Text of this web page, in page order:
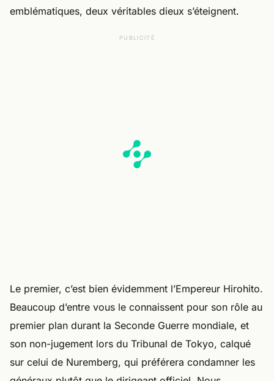
emblématiques, deux véritables dieux s’éteignent.
PUBLICITÉ
Le premier, c’est bien évidemment l’Empereur Hirohito.
Beaucoup d’entre vous le connaissent pour son rôle au
premier plan durant la Seconde Guerre mondiale, et
son non-jugement lors du Tribunal de Tokyo, calqué
sur celui de Nuremberg, qui préférera condamner les